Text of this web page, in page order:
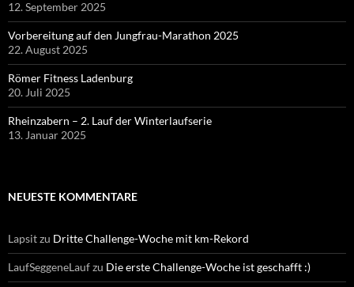
12. September 2025
Vorbereitung auf den Jungfrau-Marathon 2025
22. August 2025
Römer Fitness Ladenburg
20. Juli 2025
Rheinzabern – 2. Lauf der Winterlaufserie
13. Januar 2025
NEUESTE KOMMENTARE
Lapsitzu Dritte Challenge-Woche mit km-Rekord
LaufSeggeneLaufzu Die erste Challenge-Woche ist geschafft :)